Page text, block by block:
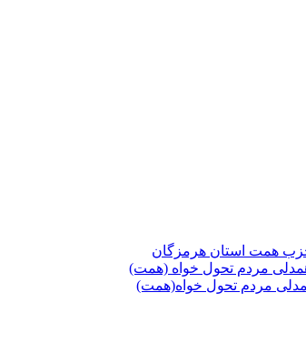
همت استان هرمزگان
مردم تحول خواه (همت)
مردم تحول خواه(همت)